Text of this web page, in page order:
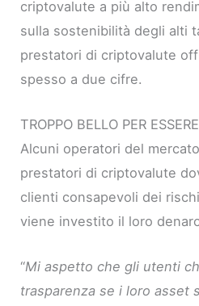
criptovalute a più alto
sulla sostenibilità degli alti
prestatori di criptovalute
spesso a due cifre.
TROPPO BELLO PER
Alcuni operatori del
prestatori di criptovalute
clienti consapevoli dei
viene investito il loro
“Mi aspetto che gli utenti
trasparenza se i loro asset